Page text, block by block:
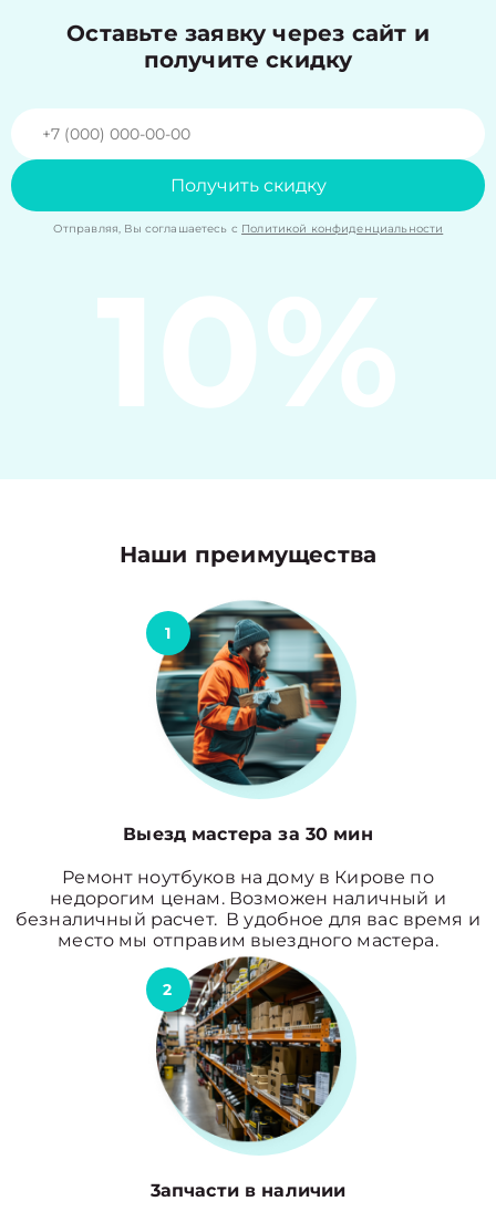
Оставьте заявку через сайт и
получите скидку
Получить скидку
Отправляя, Вы соглашаетесь с Политикой конфиденциальности
10%
Наши преимущества
1
Выезд мастера за 30 мин
Ремонт ноутбуков на дому в Кирове по
недорогим ценам. Возможен наличный и
безналичный расчет. В удобное для вас время и
место мы отправим выездного мастера.
2
3апчасти в наличии